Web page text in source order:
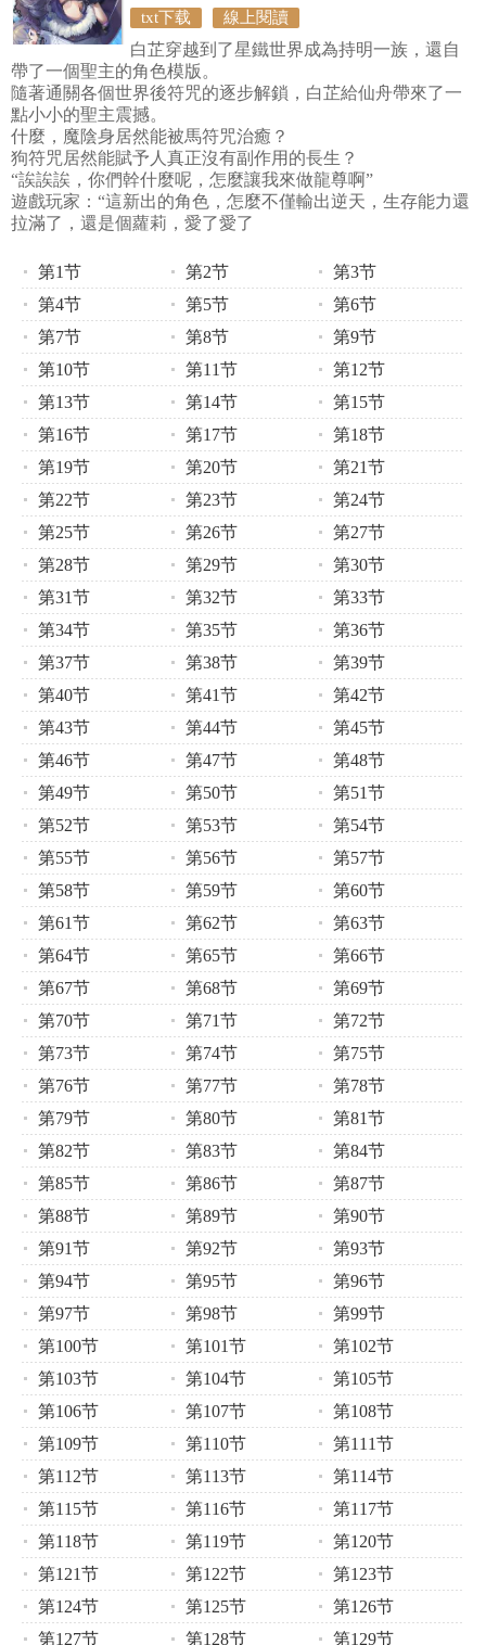
txt下载 線上閱讀
白芷穿越到了星鐵世界成為持明一族，還自
帶了一個聖主的角色模版。
隨著通關各個世界後符咒的逐步解鎖，白芷給仙舟帶來了一
點小小的聖主震撼。
什麼，魔陰身居然能被馬符咒治癒？
狗符咒居然能賦予人真正沒有副作用的長生？
“誒誒誒，你們幹什麼呢，怎麼讓我來做龍尊啊”
遊戲玩家：“這新出的角色，怎麼不僅輸出逆天，生存能力還
拉滿了，還是個蘿莉，愛了愛了
第1节 第2节
第3节
第4节
第5节
第6节
第7节
第8节
第9节
第10节
第11节
第12节
第13节
第14节
第15节
第16节
第17节
第18节
第19节
第20节
第21节
第22节
第23节
第24节
第25节
第26节
第27节
第28节
第29节
第30节
第31节
第32节
第33节
第34节
第35节
第36节
第37节
第38节
第39节
第40节
第41节
第42节
第43节
第44节
第45节
第46节
第47节
第48节
第49节
第50节
第51节
第52节
第53节
第54节
第55节
第56节
第57节
第58节
第59节
第60节
第61节
第62节
第63节
第64节
第65节
第66节
第67节
第68节
第69节
第70节
第71节
第72节
第73节
第74节
第75节
第76节
第77节
第78节
第79节
第80节
第81节
第82节
第83节
第84节
第85节
第86节
第87节
第88节
第89节
第90节
第91节
第92节
第93节
第94节
第95节
第96节
第97节
第98节
第99节
第100节
第101节
第102节
第103节
第104节
第105节
第106节
第107节
第108节
第109节
第110节
第111节
第112节
第113节
第114节
第115节
第116节
第117节
第118节
第119节
第120节
第121节
第122节
第123节
第124节
第125节
第126节
第127节
第128节 第129节